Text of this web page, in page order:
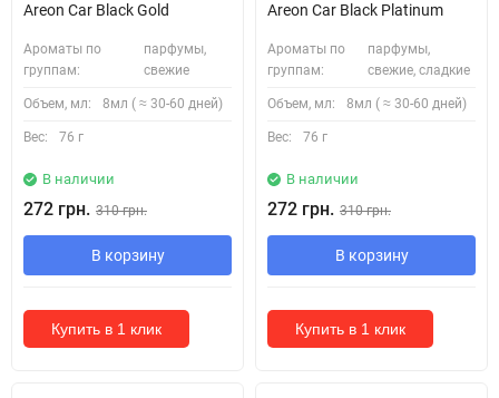
Areon Car Black Gold
Ароматы по
группам:
парфумы,
свежие
Объем, мл: 8мл ( ≈ 30-60 дней)
Вес: 76 г
В наличии
272 грн. 310 грн.
В корзину
Купить в 1 клик
Areon Car Black Platinum
Ароматы по
группам:
парфумы,
свежие, сладкие
Объем, мл: 8мл ( ≈ 30-60 дней)
Вес: 76 г
В наличии
272 грн. 310 грн.
В корзину
Купить в 1 клик